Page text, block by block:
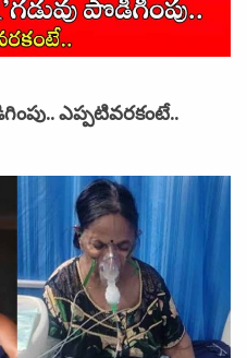
ఎప్పటివరకంటే..